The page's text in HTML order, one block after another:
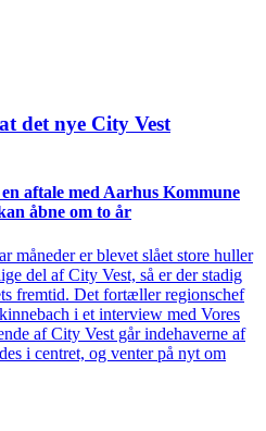
det nye City Vest
aftale med Aarhus Kommune
åbne om to år
måneder er blevet slået store huller
del af City Vest, så er der stadig
fremtid. Det fortæller regionschef
i et interview med Vores
af City Vest går indehaverne af
i centret, og venter på nyt om